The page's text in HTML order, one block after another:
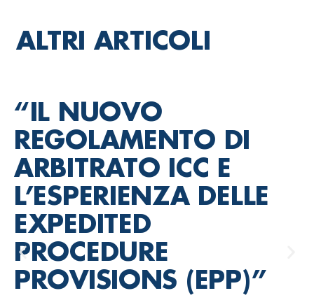
ALTRI ARTICOLI
“IL NUOVO
REGOLAMENTO DI
ARBITRATO ICC E
L’ESPERIENZA DELLE
EXPEDITED
PROCEDURE
PROVISIONS (EPP)”